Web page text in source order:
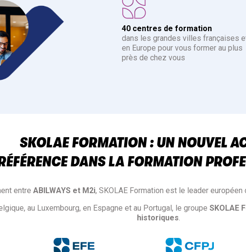
40 centres de formation
dans les grandes villes françaises
en Europe pour vous former au plus
près de chez vous
SKOLAE FORMATION : UN NOUVEL
DANS LA FORMATION
entre ABILWAYS et M2i, SKOLAE Formation est le leader
au Luxembourg, en Espagne et au Portugal, le groupe SKOLAE
historiques.